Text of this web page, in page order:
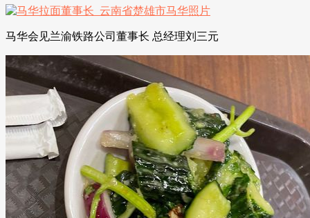
马华会见兰渝铁路公司董事长 总经理刘三元